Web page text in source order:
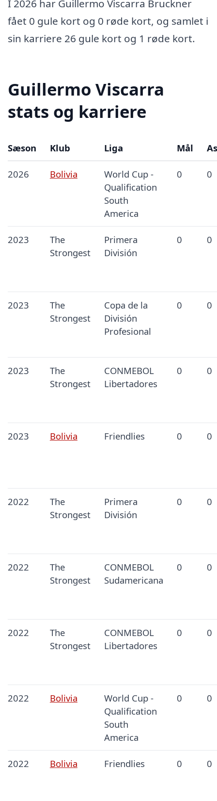
I 2026 har Guillermo Viscarra Bruckner
fået 0 gule kort og 0 røde kort, og samlet i
sin karriere 26 gule kort og 1 røde kort.
Guillermo Viscarra
stats og karriere
Sæson Klub Liga Mål
2026 Bolivia
World Cup -
Qualification
South
America
0 0
2023
The
Strongest
Primera
División
0 0
2023
The
Strongest
Copa de la
División
Profesional
0 0
2023
The
Strongest
CONMEBOL
Libertadores
0 0
2023 Bolivia Friendlies 0 0
2022
The
Strongest
Primera
División
0 0
2022
The
Strongest
CONMEBOL
Sudamericana
0 0
2022
The
Strongest
CONMEBOL
Libertadores
0 0
2022 Bolivia
World Cup -
Qualification
South
America
0 0
2022 Bolivia Friendlies 0 0